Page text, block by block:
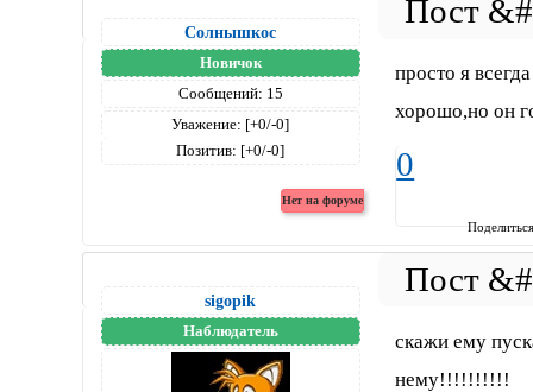
Солнышкос
Новичок
Сообщений: 15
Уважение: [+0/-0]
Позитив: [+0/-0]
просто я
хорошо,но он
0
sigopik
Наблюдатель
скажи ему
нему!!!!!!!!!!